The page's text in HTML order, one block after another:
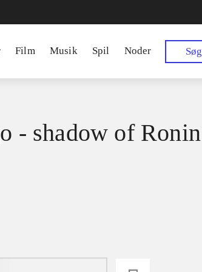
Film Musik Spil Noder Søg
- shadow of Ronin